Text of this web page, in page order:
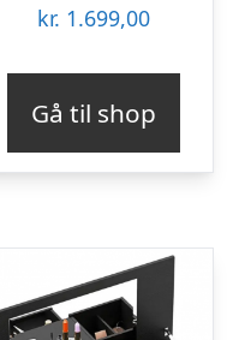
kr. 1.699,00
Gå til shop